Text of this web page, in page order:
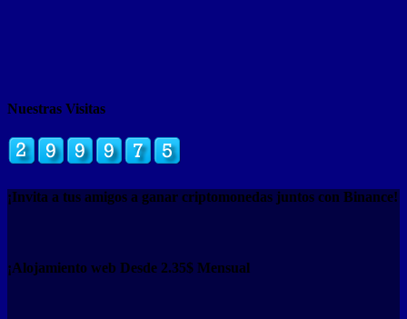
Nuestras Visitas
¡Invita a tus amigos a ganar criptomonedas juntos con Binance!
¡Alojamiento web Desde 2.35$ Mensual